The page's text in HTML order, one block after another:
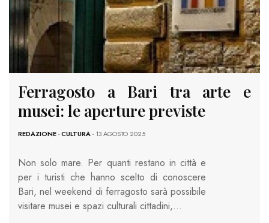
Ferragosto a Bari tra arte e
musei: le aperture previste
REDAZIONE-CULTURA- 13 AGOSTO 2025
Non solo mare. Per quanti restano in città e
per i turisti che hanno scelto di conoscere
Bari, nel weekend di ferragosto sarà possibile
visitare musei e spazi culturali cittadini,…